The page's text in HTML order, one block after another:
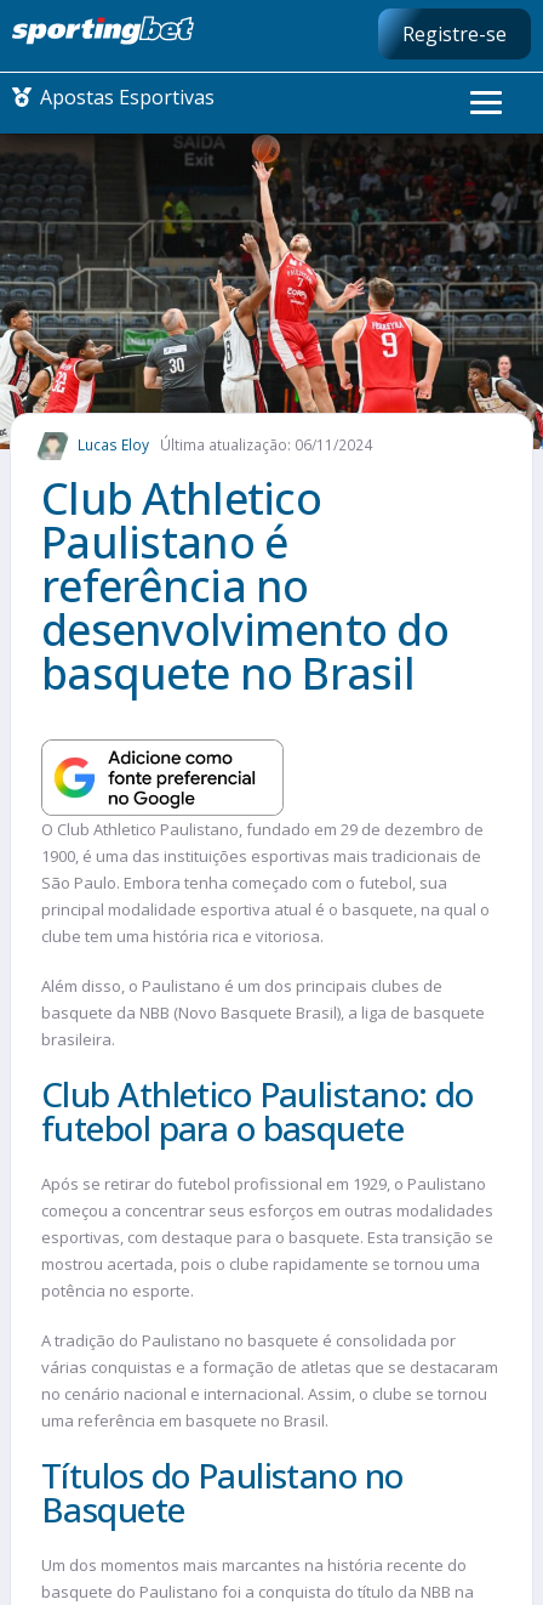
Registre-se
Apostas Esportivas
CONMEBOL LIBERTADORES
FUTEBOL NACIONAL
FUTEBOL INTERNACIONAL
COMO APOSTAR
MAIS ESPORTES
Lucas Eloy Última atualização: 06/11/2024
Club Athletico
Paulistano é
referência no
desenvolvimento do
basquete no Brasil
O Club Athletico Paulistano, fundado em 29 de dezembro de
1900, é uma das instituições esportivas mais tradicionais de
São Paulo. Embora tenha começado com o futebol, sua
principal modalidade esportiva atual é o basquete, na qual o
clube tem uma história rica e vitoriosa.
Além disso, o Paulistano é um dos principais clubes de
basquete da NBB (Novo Basquete Brasil), a liga de basquete
brasileira.
Club Athletico Paulistano: do
futebol para o basquete
Após se retirar do futebol profissional em 1929, o Paulistano
começou a concentrar seus esforços em outras modalidades
esportivas, com destaque para o basquete. Esta transição se
mostrou acertada, pois o clube rapidamente se tornou uma
potência no esporte.
A tradição do Paulistano no basquete é consolidada por
várias conquistas e a formação de atletas que se destacaram
no cenário nacional e internacional. Assim, o clube se tornou
uma referência em basquete no Brasil.
Títulos do Paulistano no
Basquete
Um dos momentos mais marcantes na história recente do
basquete do Paulistano foi a conquista do título da NBB na